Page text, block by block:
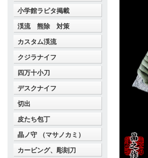
小学館ラピタ掲載
渓流 熊除 対策
カスタム渓流
クジラナイフ
四万十小刀
デスクナイフ
切出
皮たち包丁
晶ノ守 （マサノカミ）
カービング、彫刻刀